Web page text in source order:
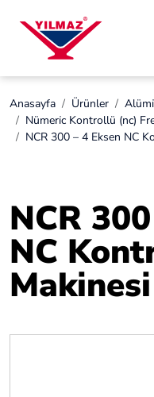
Anasayfa Ürünler
Nümeri̇c Kontrollü (nc)
NCR 300 – 4 Eksen NC
NCR
NC
Makinesi